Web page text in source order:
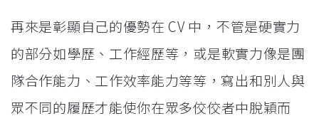
再來是彰顯自己的優勢在 CV 中，不管是硬實力
的部分如學歷、工作經歷等，或是軟實力像是團
隊合作能力 、工作效率能力等等，寫出和別人與
眾不同的履歷才能使你在眾多佼佼者中脫穎而